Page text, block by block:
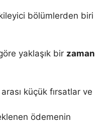
bölümlerden biri
yaklaşık bir zaman
küçük fırsatlar ve
ödemenin